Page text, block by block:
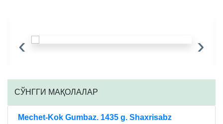
‹ ›
CЎНГГИ МАҚОЛАЛАР
Mechet-Kok Gumbaz. 1435 g. Shaxrisabz